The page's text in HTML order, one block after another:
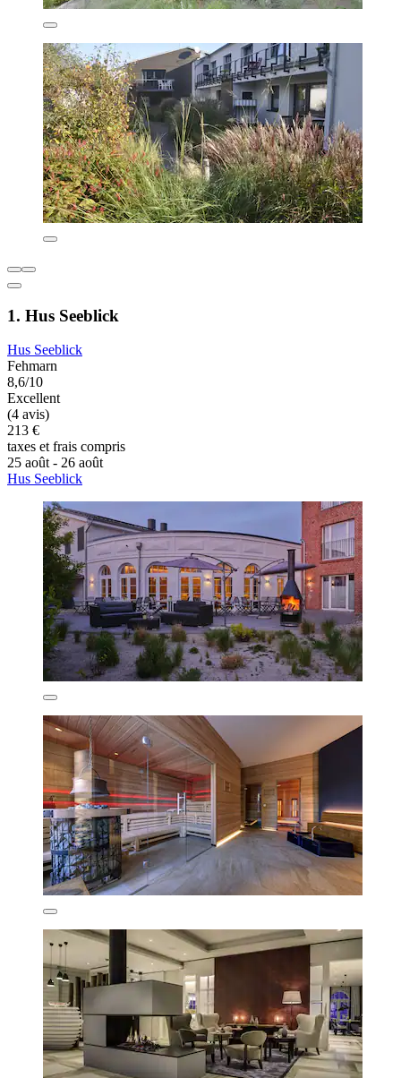
1. Hus Seeblick
Hus Seeblick
Fehmarn
8,6/10
Excellent
(4 avis)
213 €
taxes et frais compris
25 août - 26 août
Hus Seeblick